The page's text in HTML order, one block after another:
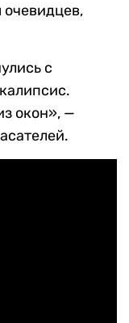
с
окон», —